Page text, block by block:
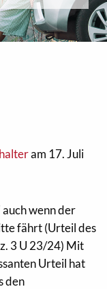
am 17. Juli
wenn der
fährt (Urteil des
3 U 23/24) Mit
Urteil hat
den